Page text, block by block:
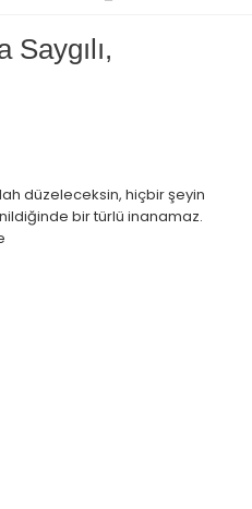
düzeleceksin, hiçbir şeyin
bir türlü inanamaz.